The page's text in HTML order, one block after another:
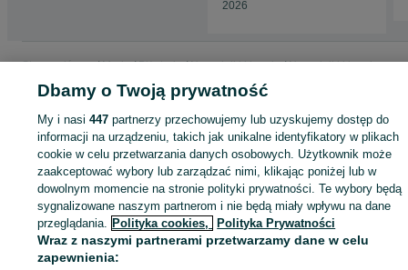
2026
Strona główna Moda Biżuteria Naszyjniki i korale
Naszyjniki i korale -
Śląskie
Naszyjniki i korale - Gliwice Naszyjniki i korale - Śródmieście
KATEGORIA
ID:1018103813 Wyświetlenia:
Kup
Dbamy o Twoją prywatność
My i nasi447 partnerzy przechowujemy lub uzyskujemy dostęp do
informacji na urządzeniu, takich jak unikalne identyfikatory w plikach
cookie w celu przetwarzania danych osobowych. Użytkownik może
zaakceptować wybory lub zarządzać nimi, klikając poniżej lub w
dowolnym momencie na stronie polityki prywatności. Te wybory będą
sygnalizowane naszym partnerom i nie będą miały wpływu na dane
przeglądania. Polityka cookies, Polityka Prywatności
Wraz z naszymi partnerami przetwarzamy dane w celu
zapewnienia: